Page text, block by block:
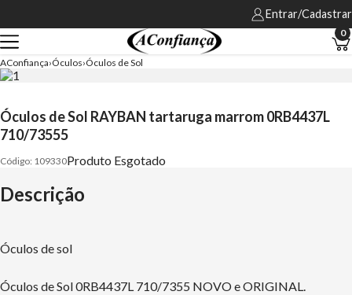
Entrar/Cadastrar
0
AConfiança Óculos Óculos de Sol
Óculos de Sol RAYBAN tartaruga marrom 0RB4437L
710/73555
109330Produto Esgotado
Descrição
Óculos de sol
Óculos de Sol 0RB4437L 710/7355 NOVO e ORIGINAL.